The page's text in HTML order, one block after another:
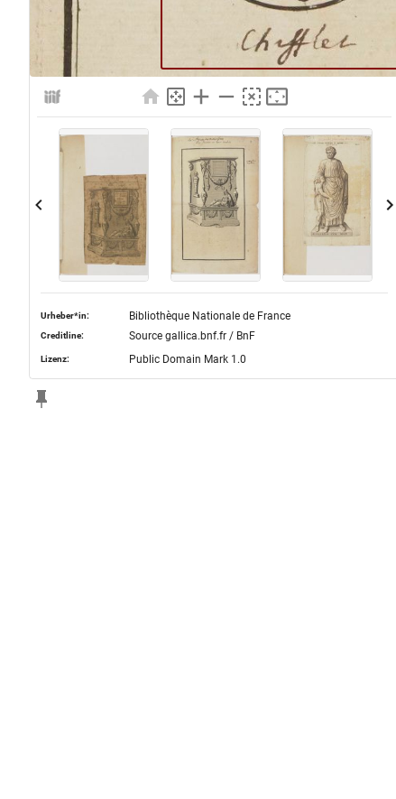
Urheber*in: Bibliothèque Nationale de France
Creditline: Source gallica.bnf.fr / BnF
Lizenz: Public Domain Mark 1.0